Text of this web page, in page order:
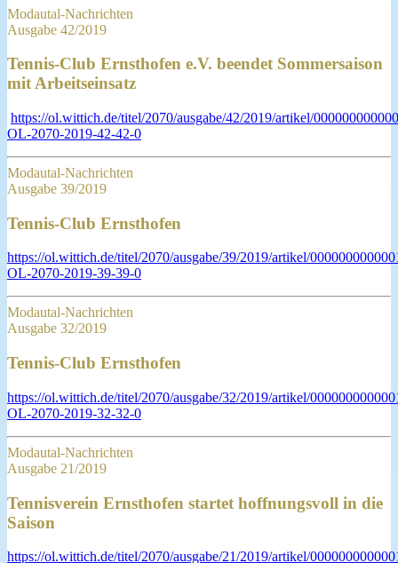
Modautal-Nachrichten
Ausgabe 42/2019
Tennis-Club Ernsthofen e.V. beendet Sommersaison
mit Arbeitseinsatz
https://ol.wittich.de/titel/2070/ausgabe/42/2019/artikel/
OL-2070-2019-42-42-0
Modautal-Nachrichten
Ausgabe 39/2019
Tennis-Club Ernsthofen
https://ol.wittich.de/titel/2070/ausgabe/39/2019/artikel/
OL-2070-2019-39-39-0
Modautal-Nachrichten
Ausgabe 32/2019
Tennis-Club Ernsthofen
https://ol.wittich.de/titel/2070/ausgabe/32/2019/artikel/
OL-2070-2019-32-32-0
Modautal-Nachrichten
Ausgabe 21/2019
Tennisverein Ernsthofen startet hoffnungsvoll in die
Saison
https://ol.wittich.de/titel/2070/ausgabe/21/2019/artikel/